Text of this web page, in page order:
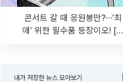
콘서트 갈 때 응원봉만?⋯'최
애' 위한 필수품 등장이오! [솔
내가 저장한 뉴스 모아보기